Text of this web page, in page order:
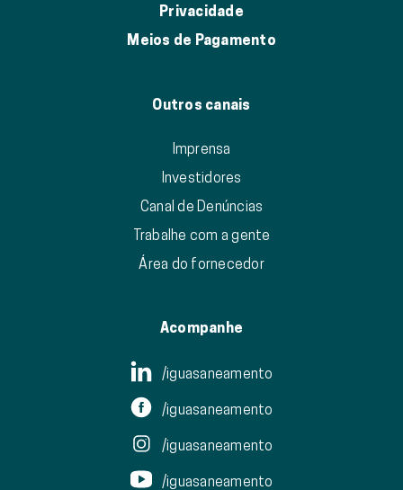
Privacidade
Meios de Pagamento
Outros canais
Imprensa
Investidores
Canal de Denúncias
Trabalhe com a gente
Área do fornecedor
Acompanhe
/iguasaneamento
/iguasaneamento
/iguasaneamento
/iguasaneamento